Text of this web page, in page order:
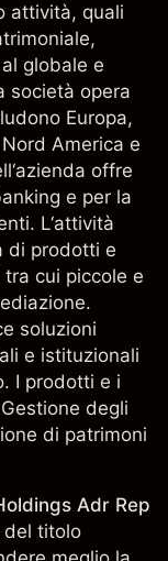
attività, quali
globale e
società opera
Europa,
America e
offre
e per la
L‘attività
di prodotti e
cui piccole e
soluzioni
e istituzionali
I prodotti e i
degli
di patrimoni
Adr Rep
del titolo